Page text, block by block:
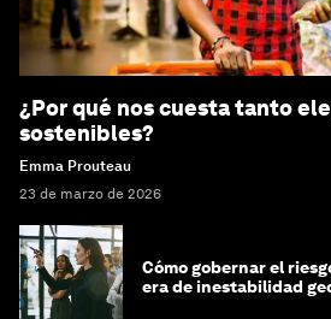
¿Por qué nos cuesta tanto
sostenibles?
Emma Prouteau
23 de marzo de 2026
Cómo gobernar el
era de inestabilidad